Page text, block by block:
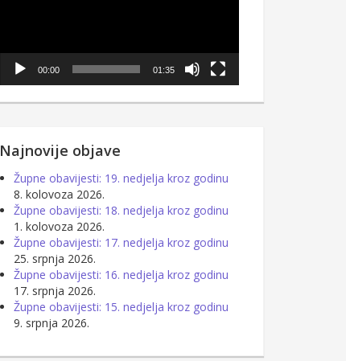
00:00 01:35
Najnovije objave
Župne obavijesti: 19. nedjelja kroz godinu
8. kolovoza 2026.
Župne obavijesti: 18. nedjelja kroz godinu
1. kolovoza 2026.
Župne obavijesti: 17. nedjelja kroz godinu
25. srpnja 2026.
Župne obavijesti: 16. nedjelja kroz godinu
17. srpnja 2026.
Župne obavijesti: 15. nedjelja kroz godinu
9. srpnja 2026.